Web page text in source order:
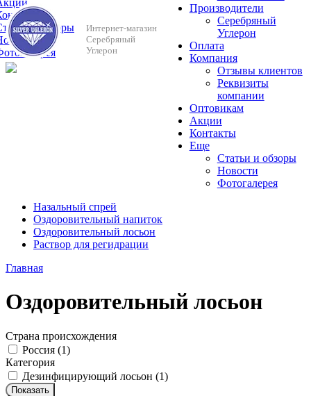
и обзоры
Интернет-магазин
Серебряный
Углерон
Производители
Серебряный
Углерон
Оплата
Компания
Отзывы клиентов
Реквизиты
компании
Оптовикам
Акции
Контакты
Еще
Cтатьи и обзоры
Новости
Фотогалерея
Назальный спрей
Оздоровительный напиток
Оздоровительный лосьон
Раствор для регидрации
Главная
Оздоровительный лосьон
Страна происхождения
Россия (1)
Категория
Дезинфицирующий лосьон (1)
Показать